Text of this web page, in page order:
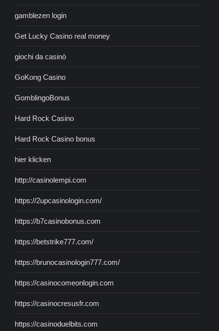
gamblezen login
Get Lucky Casino real money
giochi da casinò
GoKong Casino
GomblingoBonus
Hard Rock Casino
Hard Rock Casino bonus
hier klicken
http://casinolempi.com
https://2upcasinologin.com/
https://b7casinobonus.com
https://betstrike777.com/
https://brunocasinologin777.com/
https://casinocomeonlogin.com
https://casinocresusfr.com
https://casinoduelbits.com